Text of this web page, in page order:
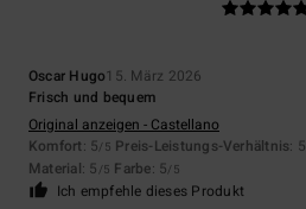
Oscar Hugo15. März 2026
Frisch und bequem
Original anzeigen - Castellano
Komfort: 5/5 Preis-Leistungs-Verhältnis: 5
Material: 5 /5 Farbe: 5/5
Ich empfehle dieses Produkt